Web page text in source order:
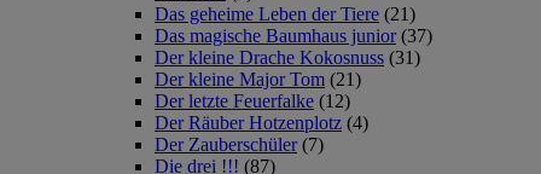
Das geheime Leben der Tiere (21)
Das magische Baumhaus junior (37)
Der kleine Drache Kokosnuss (31)
Der kleine Major Tom (21)
Der letzte Feuerfalke (12)
Der Räuber Hotzenplotz (4)
Der Zauberschüler (7)
Die drei !!! (87)